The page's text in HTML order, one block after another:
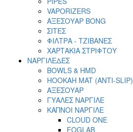
VAPORIZERS
ΑΞΕΣΟΥΑΡ BONG
ΣΙΤΕΣ
ΦΙΛΤΡΑ - ΤΖΙΒΑΝΕΣ
ΧΑΡΤΑΚΙΑ ΣΤΡΙΦΤΟΥ
ΝΑΡΓΙΛΕΔΕΣ
BOWLS & HMD
HOOKAH MAT (ANTI-SLIP)
ΑΞΕΣΟΥΑΡ
ΓΥΑΛΕΣ ΝΑΡΓΙΛΕ
ΚΑΠΝΟΙ ΝΑΡΓΙΛΕ
CLOUD ONE
FOGLAB